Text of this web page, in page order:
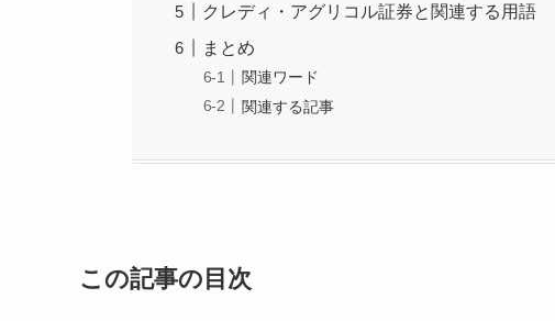
クレディ・アグリコル証券と関連する用語
まとめ
関連ワード
関連する記事
この記事の目次